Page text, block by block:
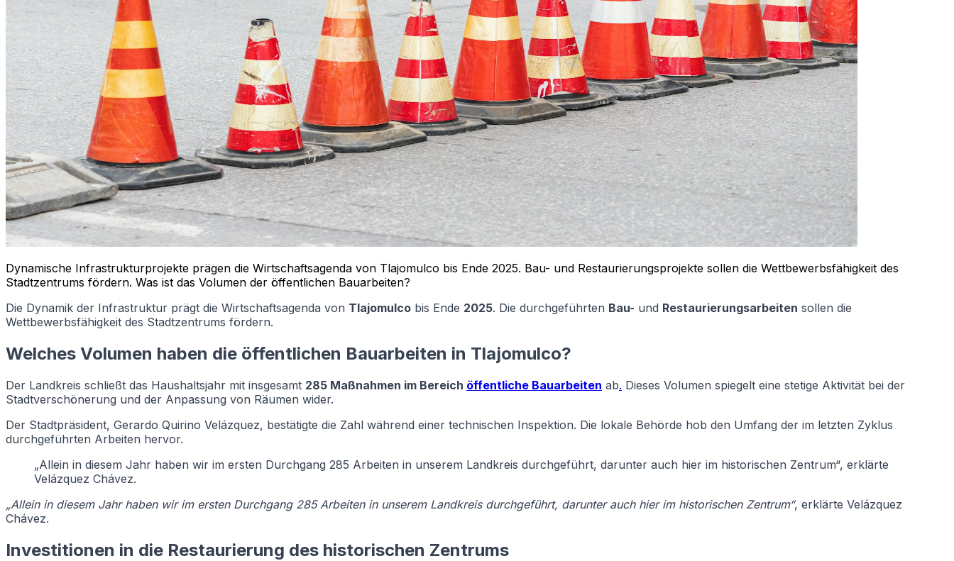
Dynamische Infrastrukturprojekte prägen die Wirtschaftsagenda von Tlajomulco bis Ende 2025. Bau- und Restaurierungsprojekte sollen die Wettbewerbsfähigkeit des
Stadtzentrums fördern. Was ist das Volumen der öffentlichen Bauarbeiten?
Die Dynamik der Infrastruktur prägt die Wirtschaftsagenda von Tlajomulco bis Ende 2025. Die durchgeführten Bau- und Restaurierungsarbeiten sollen die
Wettbewerbsfähigkeit des Stadtzentrums fördern.
Welches Volumen haben die öffentlichen Bauarbeiten in Tlajomulco?
Der Landkreis schließt das Haushaltsjahr mit insgesamt 285 Maßnahmen im Bereich öffentliche Bauarbeiten ab. Dieses Volumen spiegelt eine stetige Aktivität bei der
Stadtverschönerung und der Anpassung von Räumen wider.
Der Stadtpräsident, Gerardo Quirino Velázquez, bestätigte die Zahl während einer technischen Inspektion. Die lokale Behörde hob den Umfang der im letzten Zyklus
durchgeführten Arbeiten hervor.
„Allein in diesem Jahr haben wir im ersten Durchgang 285 Arbeiten in unserem Landkreis durchgeführt, darunter auch hier im historischen Zentrum“, erklärte
Velázquez Chávez.
„Allein in diesem Jahr haben wir im ersten Durchgang 285 Arbeiten in unserem Landkreis durchgeführt, darunter auch hier im historischen Zentrum“, erklärte Velázquez
Chávez.
Investitionen in die Restaurierung des historischen Zentrums